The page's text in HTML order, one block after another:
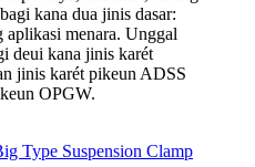
kana dua jinis dasar:
aplikasi menara. Unggal
deui kana jinis karét
jinis karét pikeun ADSS
OPGW.